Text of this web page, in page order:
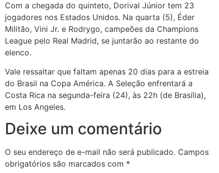
Com a chegada do quinteto, Dorival Júnior tem 23
jogadores nos Estados Unidos. Na quarta (5), Éder
Militão, Vini Jr. e Rodrygo, campeões da Champions
League pelo Real Madrid, se juntarão ao restante do
elenco.
Vale ressaltar que faltam apenas 20 dias para a estreia
do Brasil na Copa América. A Seleção enfrentará a
Costa Rica na segunda-feira (24), às 22h (de Brasília),
em Los Angeles.
Deixe um comentário
O seu endereço de e-mail não será publicado. Campos
obrigatórios são marcados com *